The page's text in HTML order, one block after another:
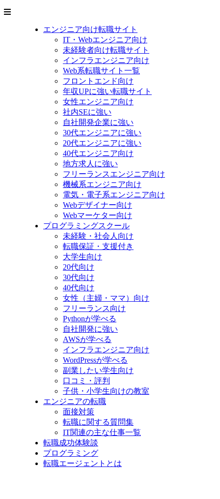
エンジニア向け転職サイト
IT・Webエンジニア向け
未経験者向け転職サイト
インフラエンジニア向け
Web系転職サイト一覧
フロントエンド向け
年収UPに強い転職サイト
女性エンジニア向け
社内SEに強い
自社開発企業に強い
30代エンジニアに強い
20代エンジニアに強い
40代エンジニア向け
地方求人に強い
フリーランスエンジニア向け
機械系エンジニア向け
電気・電子系エンジニア向け
Webデザイナー向け
Webマーケター向け
プログラミングスクール
未経験・社会人向け
転職保証・支援付き
大学生向け
20代向け
30代向け
40代向け
女性（主婦・ママ）向け
フリーランス向け
Pythonが学べる
自社開発に強い
AWSが学べる
インフラエンジニア向け
WordPressが学べる
副業したい学生向け
口コミ・評判
子供・小学生向けの教室
エンジニアの転職
面接対策
転職に関する質問集
IT関連の主な仕事一覧
転職成功体験談
プログラミング
転職エージェントとは